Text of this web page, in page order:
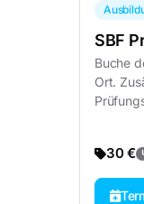
SBF
Buche
Ort.
30 €